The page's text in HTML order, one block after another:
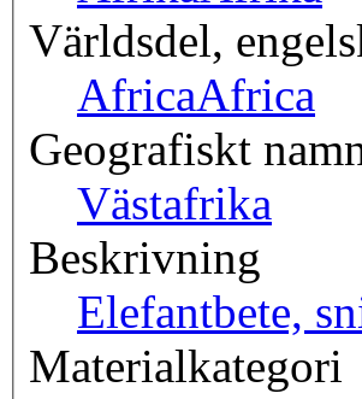
Världsdel,
AfricaAfrica
Geografiskt
Västafrika
Beskrivning
Elefantbete,
Materialkategori